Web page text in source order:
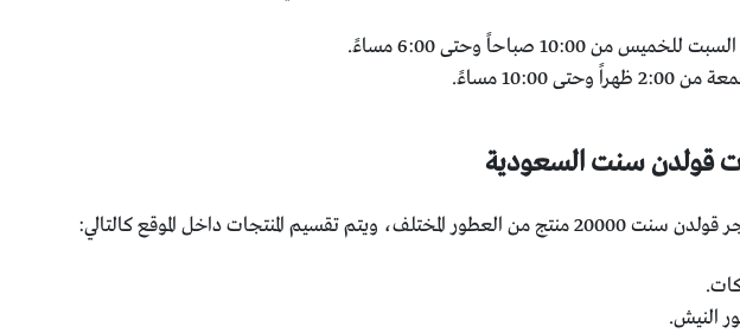
للخميس من 10:00 صباحاً وحتى 6:00 مساءً.
ظهراً وحتى 10:00 مساءً.
قولدن سنت السعودية
المختلف، ويتم تقسيم المنتجات داخل الموقع كالتالي:
النيش.